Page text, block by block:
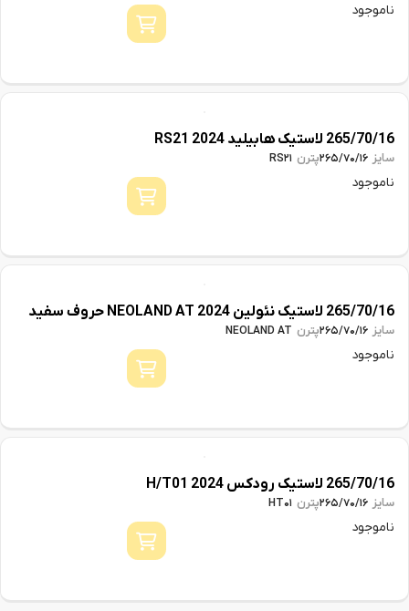
ناموجود
265/70/16 لاستیک هابیلید 2024 RS21
سایز 265/70/16پترن RS21
ناموجود
265/70/16 لاستیک نئولین 2024 NEOLAND AT حروف سفید
سایز 265/70/16پترن NEOLAND AT
ناموجود
265/70/16 لاستیک رودکس 2024 H/T01
سایز 265/70/16پترن HT01
ناموجود